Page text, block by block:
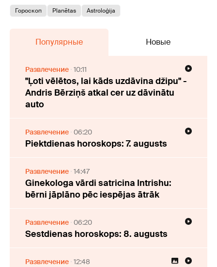
Гороскоп Planētas Astroloģija
Популярные Новые
Развлечение 10:11
"Ļoti vēlētos, lai kāds uzdāvina džipu" -
Andris Bērziņš atkal cer uz dāvinātu
auto
Развлечение 06:20
Piektdienas horoskops: 7. augusts
Развлечение 14:47
Ginekologa vārdi satricina Intrishu:
bērni jāplāno pēc iespējas ātrāk
Развлечение 06:20
Sestdienas horoskops: 8. augusts
Развлечение 12:48